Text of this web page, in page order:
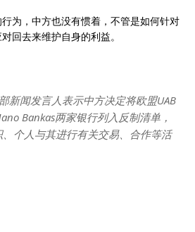
为，中方也没有惯着，不管是如何针对
回去来维护自身的利益。
新闻发言人表示中方决定将欧盟UAB
Bankas两家银行列入反制清单，
个人与其进行有关交易、合作等活